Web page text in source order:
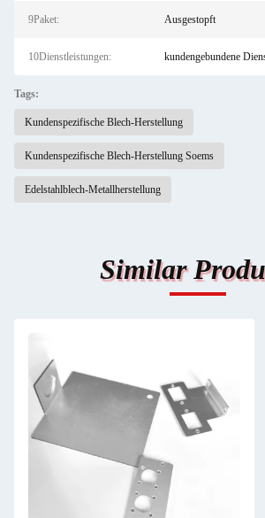
9Paket: Ausgestopft
10Dienstleistungen: kundengebundene
Tags:
Kundenspezifische Blech-Herstellung
Kundenspezifische Blech-Herstellung Soems
Edelstahlblech-Metallherstellung
Similar